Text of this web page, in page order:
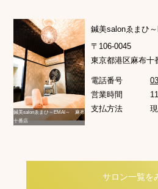
鍼美salonゑまひ～EMAI～ 麻布
十番店
鍼美salonゑまひ
〒106-0045
東京都港区麻布
電話番号
営業時間
支払方法
サロン一覧を